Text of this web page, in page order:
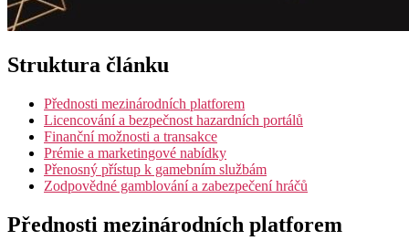
Struktura článku
Přednosti mezinárodních platforem
Licencování a bezpečnost hazardních portálů
Finanční možnosti a transakce
Prémie a marketingové nabídky
Přenosný přístup k gamebním službám
Zodpovědné gamblování a zabezpečení hráčů
Přednosti mezinárodních platforem